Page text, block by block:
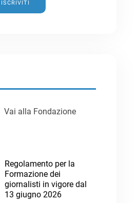
ISCRIVITI
Vai alla Fondazione
Regolamento per la
Formazione dei
giornalisti in vigore dal
13 giugno 2026